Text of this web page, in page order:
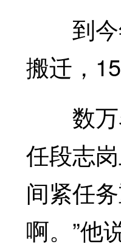
到今
搬迁，
数万
任段志
间紧任
啊。”他